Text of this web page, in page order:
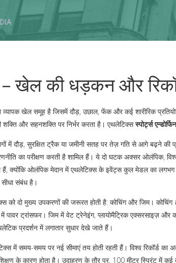
खेल की धड़कन और
व्यापक खेल समूह है जिसमें दौड़, उछाल, फेंक और कई शारीरिक
शक्ति और सहनशक्ति पर निर्भर करता है। एथलेटिक्सस्पोर्ट्स एन्डोर्फिन
मेंदौड़, सुरक्षित ट्रैक या जमीनी सतह पर तेज़ गति से आगे बढ़ने की
का परीक्षण करती है शामिल हैं। ये दो घटक अक्सरओलंपिक,
क्योंकि ओलंपिक मेदान में एथलेटिक्स के इवेंट्स कुल मेडल का लगभग
संबंध है।
को दो मुख्य उपकरणों की जरूरत होती है: कोचिंग और जिम। कोचिंग
पावर ट्रांसफर। जिम में वेट ट्रेनेइंग, प्लायोमैट्रिक एक्सरसाइज़ और
प्रदर्शन में लगातार सुधार देखे जाते हैं।
में समय-समय पर नई सीमाएं तय होती रहती हैं। विश्व रिकॉर्ड
के कारण होता है। उदाहरण के तौर पर, 100 मीटर स्प्रिंट में